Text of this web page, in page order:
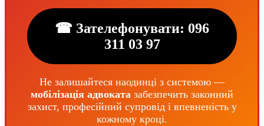
☎ Зателефонувати: 096
311 03 97
Не залишайтеся наодинці з системою —
мобілізація адвоката забезпечить законний
захист, професійний супровід і впевненість у
кожному кроці.